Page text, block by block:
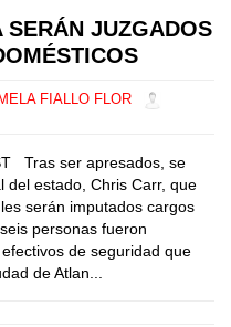
SERÁN JUZGADOS
FIALLO FLOR
Tras ser apresados, se
del estado, Chris Carr, que
serán imputados cargos
personas fueron
de seguridad que
de Atlan...